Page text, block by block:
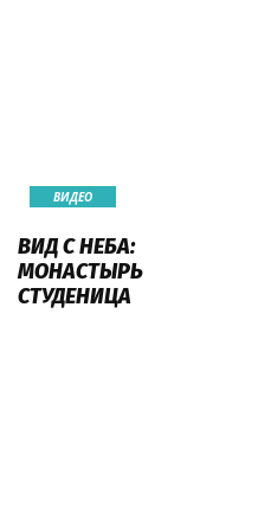
ВИДЕО
ВИД С НЕБА:
МОНАСТЫРЬ
СТУДЕНИЦА